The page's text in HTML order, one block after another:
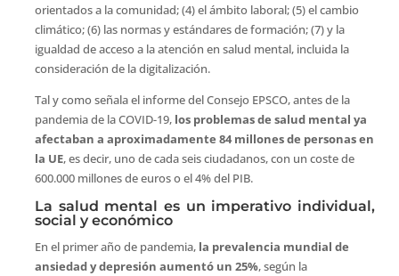
orientados a la comunidad; (4) el ámbito laboral; (5) el cambio
climático; (6) las normas y estándares de formación; (7) y la
igualdad de acceso a la atención en salud mental, incluida la
consideración de la digitalización.
Tal y como señala el informe del Consejo EPSCO, antes de la
pandemia de la COVID-19, los problemas de salud mental ya
afectaban a aproximadamente 84 millones de personas en
la UE, es decir, uno de cada seis ciudadanos, con un coste de
600.000 millones de euros o el 4% del PIB.
La salud mental es un imperativo individual,
social y económico
En el primer año de pandemia, la prevalencia mundial de
ansiedad y depresión aumentó un 25%, según la